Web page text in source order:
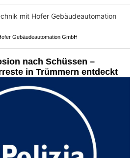
Gebäudeautomation GmbH
nach Schüssen –
in Trümmern entdeckt